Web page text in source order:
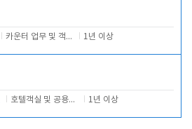
카운터 업무 및 객실관리(청소상태 확인, 객실판매) 1년 이상
호텔객실 및 공용시설 청소 관리 1년 이상